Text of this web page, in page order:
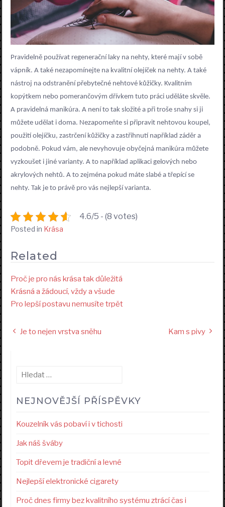
Pravidelně používat regenerační laky na nehty, které mají v sobě
vápník. A také nezapomínejte na kvalitní olejíček na nehty. A také
nástroj na odstranění přebytečné nehtové kůžičky. Kvalitním
kopýtkem nebo pomerančovým dřívkem tuto práci uděláte skvěle.
A pravidelná manikúra. A není to tak složité a při troše snahy si ji
můžete udělat i doma. Nezapomeňte si připravit nehtovou koupel,
použití olejíčku, zastrčení kůžičky a zastřihnutí například záděr a
podobně. Pokud vám, ale nevyhovuje obyčejná manikúra můžete
vyzkoušet i jiné varianty. A to například aplikaci gelových nebo
akrylových nehtů. A to zejména pokud máte slabé a třepící se
nehty. Tak je to právě pro vás nejlepší varianta.
4.6/5 - (8 votes)
Posted in Krása
Related
Proč je pro nás krása tak důležitá
Krásná a žádoucí, vždy a všude
Pro lepší postavu nemusíte trpět
Navigace
Je to nejen vrstva sněhu Kam s pivy
Vyhledávání
NEJNOVĚJŠÍ PŘÍSPĚVKY
Kouzelník vás pobaví i v tichosti
Jak náš šváby
Topit dřevem je tradiční a levné
Nejlepší elektronické cigarety
Proč dnes firmy bez kvalitního systému ztrácí čas i